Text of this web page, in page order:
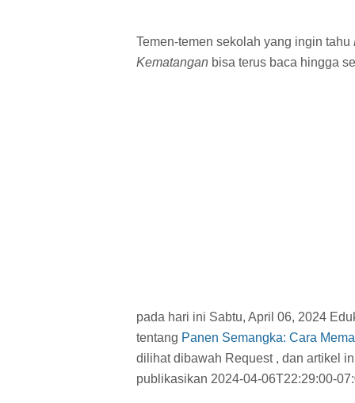
Temen-temen sekolah yang ingin tahu
Kematangan bisa terus baca hingga
pada hari ini Sabtu, April 06, 2024
tentang Panen Semangka: Cara
dilihat dibawah Request , dan artikel
publikasikan 2024-04-06T22:29:00-